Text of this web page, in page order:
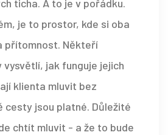
ticha. A to je v pořádku.
je to prostor, kde si oba
přítomnost. Někteří
jak funguje jejich
klienta mluvit bez
cesty jsou platné. Důležité
chtít mluvit - a že to bude